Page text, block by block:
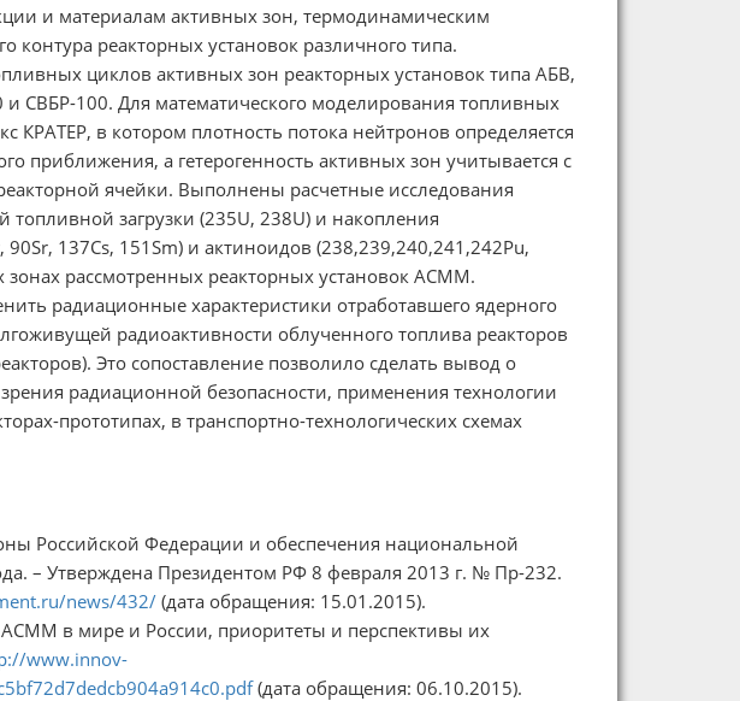
и материалам активных зон, термодинамическим
контура реакторных установок различного типа.
циклов активных зон реакторных установок типа АБВ,
100. Для математического моделирования топливных
в котором плотность потока нейтронов определяется
приближения, а гетерогенность активных зон учитывается с
ячейки. Выполнены расчетные исследования
топливной загрузки (235U, 238U) и накопления
137Cs, 151Sm) и актиноидов (238,239,240,241,242Pu,
зонах рассмотренных реакторных установок АСММ.
радиационные характеристики отработавшего ядерного
радиоактивности облученного топлива реакторов
Это сопоставление позволило сделать вывод о
радиационной безопасности, применения технологии
прототипах, в транспортно-технологических схемах
Российской Федерации и обеспечения национальной
– Утверждена Президентом РФ 8 февраля 2013 г. № Пр-232.
news/432/(дата обращения: 15.01.2015).
в мире и России, приоритеты и перспективы их
www.innov-
(дата обращения: 06.10.2015).